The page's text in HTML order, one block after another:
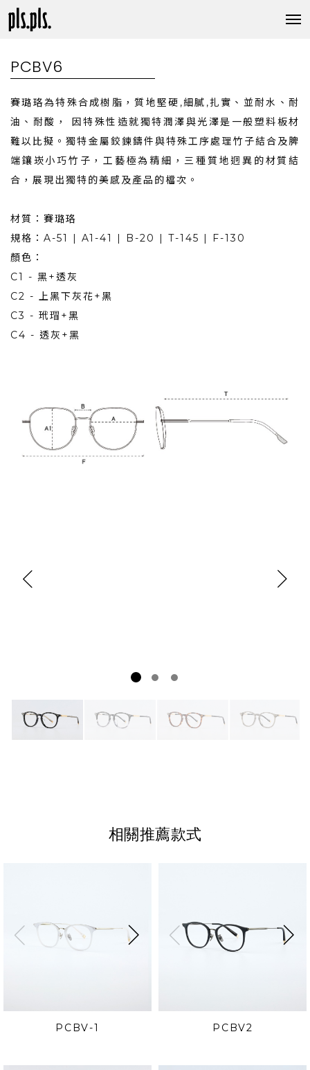
PCBV6
賽璐珞為特殊合成樹脂，質地堅硬,細膩,扎實、並耐水、耐
油、耐酸， 因特殊性造就獨特潤澤與光澤是一般塑料板材
難以比擬。獨特金屬鉸鍊鑄件與特殊工序處理竹子結合及脾
端鑲崁小巧竹子，工藝極為精細，三種質地迥異的材質結
合，展現出獨特的美感及產品的檔次。
材質：賽璐珞
規格：A-51 | A1-41 | B-20 | T-145 | F-130
顏色：
C1 - 黑+透灰
C2 - 上黑下灰花+黑
C3 - 玳瑁+黑
C4 - 透灰+黑
相關推薦款式
PCBV-1 PCBV2